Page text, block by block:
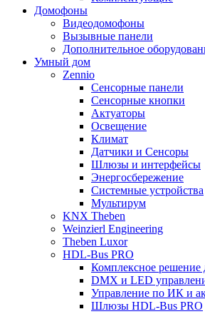
Домофоны
Видеодомофоны
Вызывные панели
Дополнительное
Умный дом
Zennio
Сенсорные панели
Сенсорные кнопки
Актуаторы
Освещение
Климат
Датчики и Сенсоры
Шлюзы и интерфейсы
Энергосбережение
Системные устройства
Мультирум
KNX Theben
Weinzierl Engineering
Theben Luxor
HDL-Bus PRO
Комплексное решение
DMX и LED
Управление по ИК и
Шлюзы HDL-Bus PRO